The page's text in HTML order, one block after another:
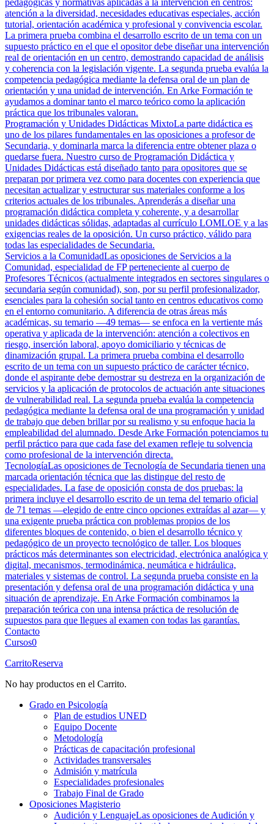
pedagógicas y normativas aplicadas a la intervención en centros:
atención a la diversidad, necesidades educativas especiales, acción
tutorial, orientación académica y profesional y convivencia escolar.
La primera prueba combina el desarrollo escrito de un tema con un
supuesto práctico en el que el opositor debe diseñar una intervención
real de orientación en un centro, demostrando capacidad de análisis
y coherencia con la legislación vigente. La segunda prueba evalúa la
competencia pedagógica mediante la defensa oral de un plan de
orientación y una unidad de intervención. En Arke Formación te
ayudamos a dominar tanto el marco teórico como la aplicación
práctica que los tribunales valoran.
Programación y Unidades Didácticas MixtoLa parte didáctica es
uno de los pilares fundamentales en las oposiciones a profesor de
Secundaria, y dominarla marca la diferencia entre obtener plaza o
quedarse fuera. Nuestro curso de Programación Didáctica y
Unidades Didácticas está diseñado tanto para opositores que se
preparan por primera vez como para docentes con experiencia que
necesitan actualizar y estructurar sus materiales conforme a los
criterios actuales de los tribunales. Aprenderás a diseñar una
programación didáctica completa y coherente, y a desarrollar
unidades didácticas sólidas, adaptadas al currículo LOMLOE y a las
exigencias reales de la oposición. Un curso práctico, válido para
todas las especialidades de Secundaria.
Servicios a la ComunidadLas oposiciones de Servicios a la
Comunidad, especialidad de FP perteneciente al cuerpo de
Profesores Técnicos (actualmente integrados en sectores singulares o
secundaria según comunidad), son, por su perfil profesionalizador,
esenciales para la cohesión social tanto en centros educativos como
en el entorno comunitario. A diferencia de otras áreas más
académicas, su temario —49 temas— se enfoca en la vertiente más
operativa y aplicada de la intervención: atención a colectivos en
riesgo, inserción laboral, apoyo domiciliario y técnicas de
dinamización grupal. La primera prueba combina el desarrollo
escrito de un tema con un supuesto práctico de carácter técnico,
donde el aspirante debe demostrar su destreza en la organización de
servicios y la aplicación de protocolos de actuación ante situaciones
de vulnerabilidad real. La segunda prueba evalúa la competencia
pedagógica mediante la defensa oral de una programación y unidad
de trabajo que deben brillar por su realismo y su enfoque hacia la
empleabilidad del alumnado. Desde Arke Formación potenciamos tu
perfil práctico para que cada fase del examen refleje tu solvencia
como profesional de la intervención directa.
TecnologíaLas oposiciones de Tecnología de Secundaria tienen una
marcada orientación técnica que las distingue del resto de
especialidades. La fase de oposición consta de dos pruebas: la
primera incluye el desarrollo escrito de un tema del temario oficial
de 71 temas —elegido de entre cinco opciones extraídas al azar— y
una exigente prueba práctica con problemas propios de los
diferentes bloques de contenido, o bien el desarrollo técnico y
pedagógico de un proyecto tecnológico de taller. Los bloques
prácticos más determinantes son electricidad, electrónica analógica y
digital, mecanismos, termodinámica, neumática e hidráulica,
materiales y sistemas de control. La segunda prueba consiste en la
presentación y defensa oral de una programación didáctica y una
situación de aprendizaje. En Arke Formación combinamos la
preparación teórica con una intensa práctica de resolución de
supuestos para que llegues al examen con todas las garantías.
Contacto
Cursos0
CarritoReserva
No hay productos en el Carrito.
Grado en Psicología
Plan de estudios UNED
Equipo Docente
Metodología
Prácticas de capacitación profesional
Actividades transversales
Admisión y matrícula
Especialidades profesionales
Trabajo Final de Grado
Oposiciones Magisterio
Audición y LenguajeLas oposiciones de Audición y